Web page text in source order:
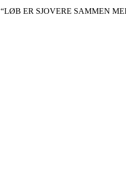
“LØB ER SJOVERE SAMMEN